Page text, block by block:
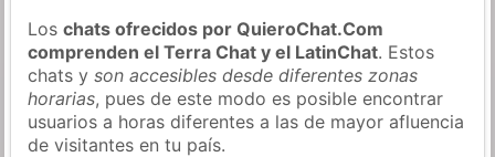
Loschats ofrecidos por QuieroChat.Com
comprenden el Terra Chat y el LatinChat. Estos
chats yson accesibles desde diferentes zonas
horarias, pues de este modo es posible encontrar
usuarios a horas diferentes a las de mayor afluencia
de visitantes en tu país.